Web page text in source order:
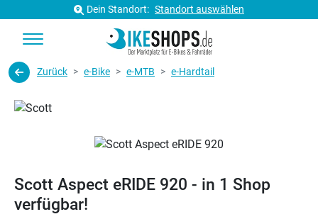
Dein Standort: Standort auswählen
Zurück e-Bike e-MTB e-Hardtail
Scott Aspect eRIDE 920 - in 1 Shop
verfügbar!